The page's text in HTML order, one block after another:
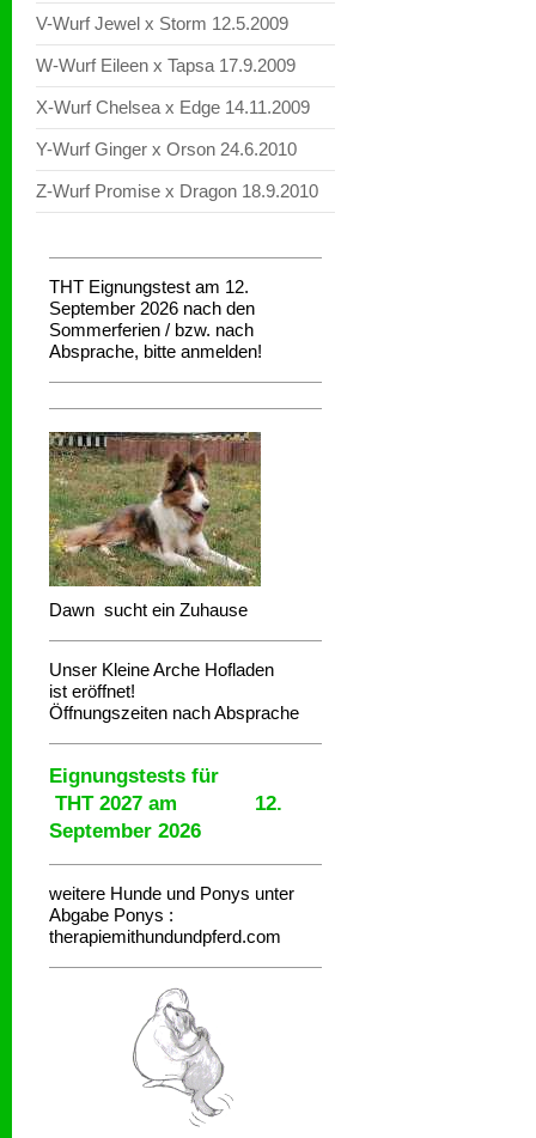
V-Wurf Jewel x Storm 12.5.2009
W-Wurf Eileen x Tapsa 17.9.2009
X-Wurf Chelsea x Edge 14.11.2009
Y-Wurf Ginger x Orson 24.6.2010
Z-Wurf Promise x Dragon 18.9.2010
THT Eignungstest am 12.
September 2026 nach den
Sommerferien / bzw. nach
Absprache, bitte anmelden!
Dawn sucht ein Zuhause
Unser Kleine Arche Hofladen
ist eröffnet!
Öffnungszeiten nach Absprache
Eignungstests für
THT 2027 am 12.
September 2026
weitere Hunde und Ponys unter
Abgabe Ponys :
therapiemithundundpferd.com